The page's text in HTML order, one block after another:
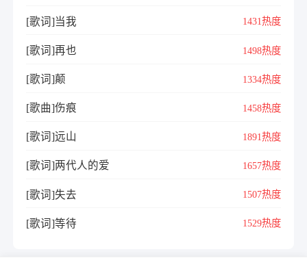
[歌词]当我 1431热度
[歌词]再也 1498热度
[歌词]颠 1334热度
[歌曲]伤痕 1458热度
[歌词]远山 1891热度
[歌词]两代人的爱 1657热度
[歌词]失去 1507热度
[歌词]等待 1529热度